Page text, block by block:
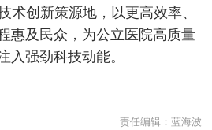
术创新策源地，以更高效率、
惠及民众，为公立医院高质量
入强劲科技动能。
责任编辑： 蓝海波